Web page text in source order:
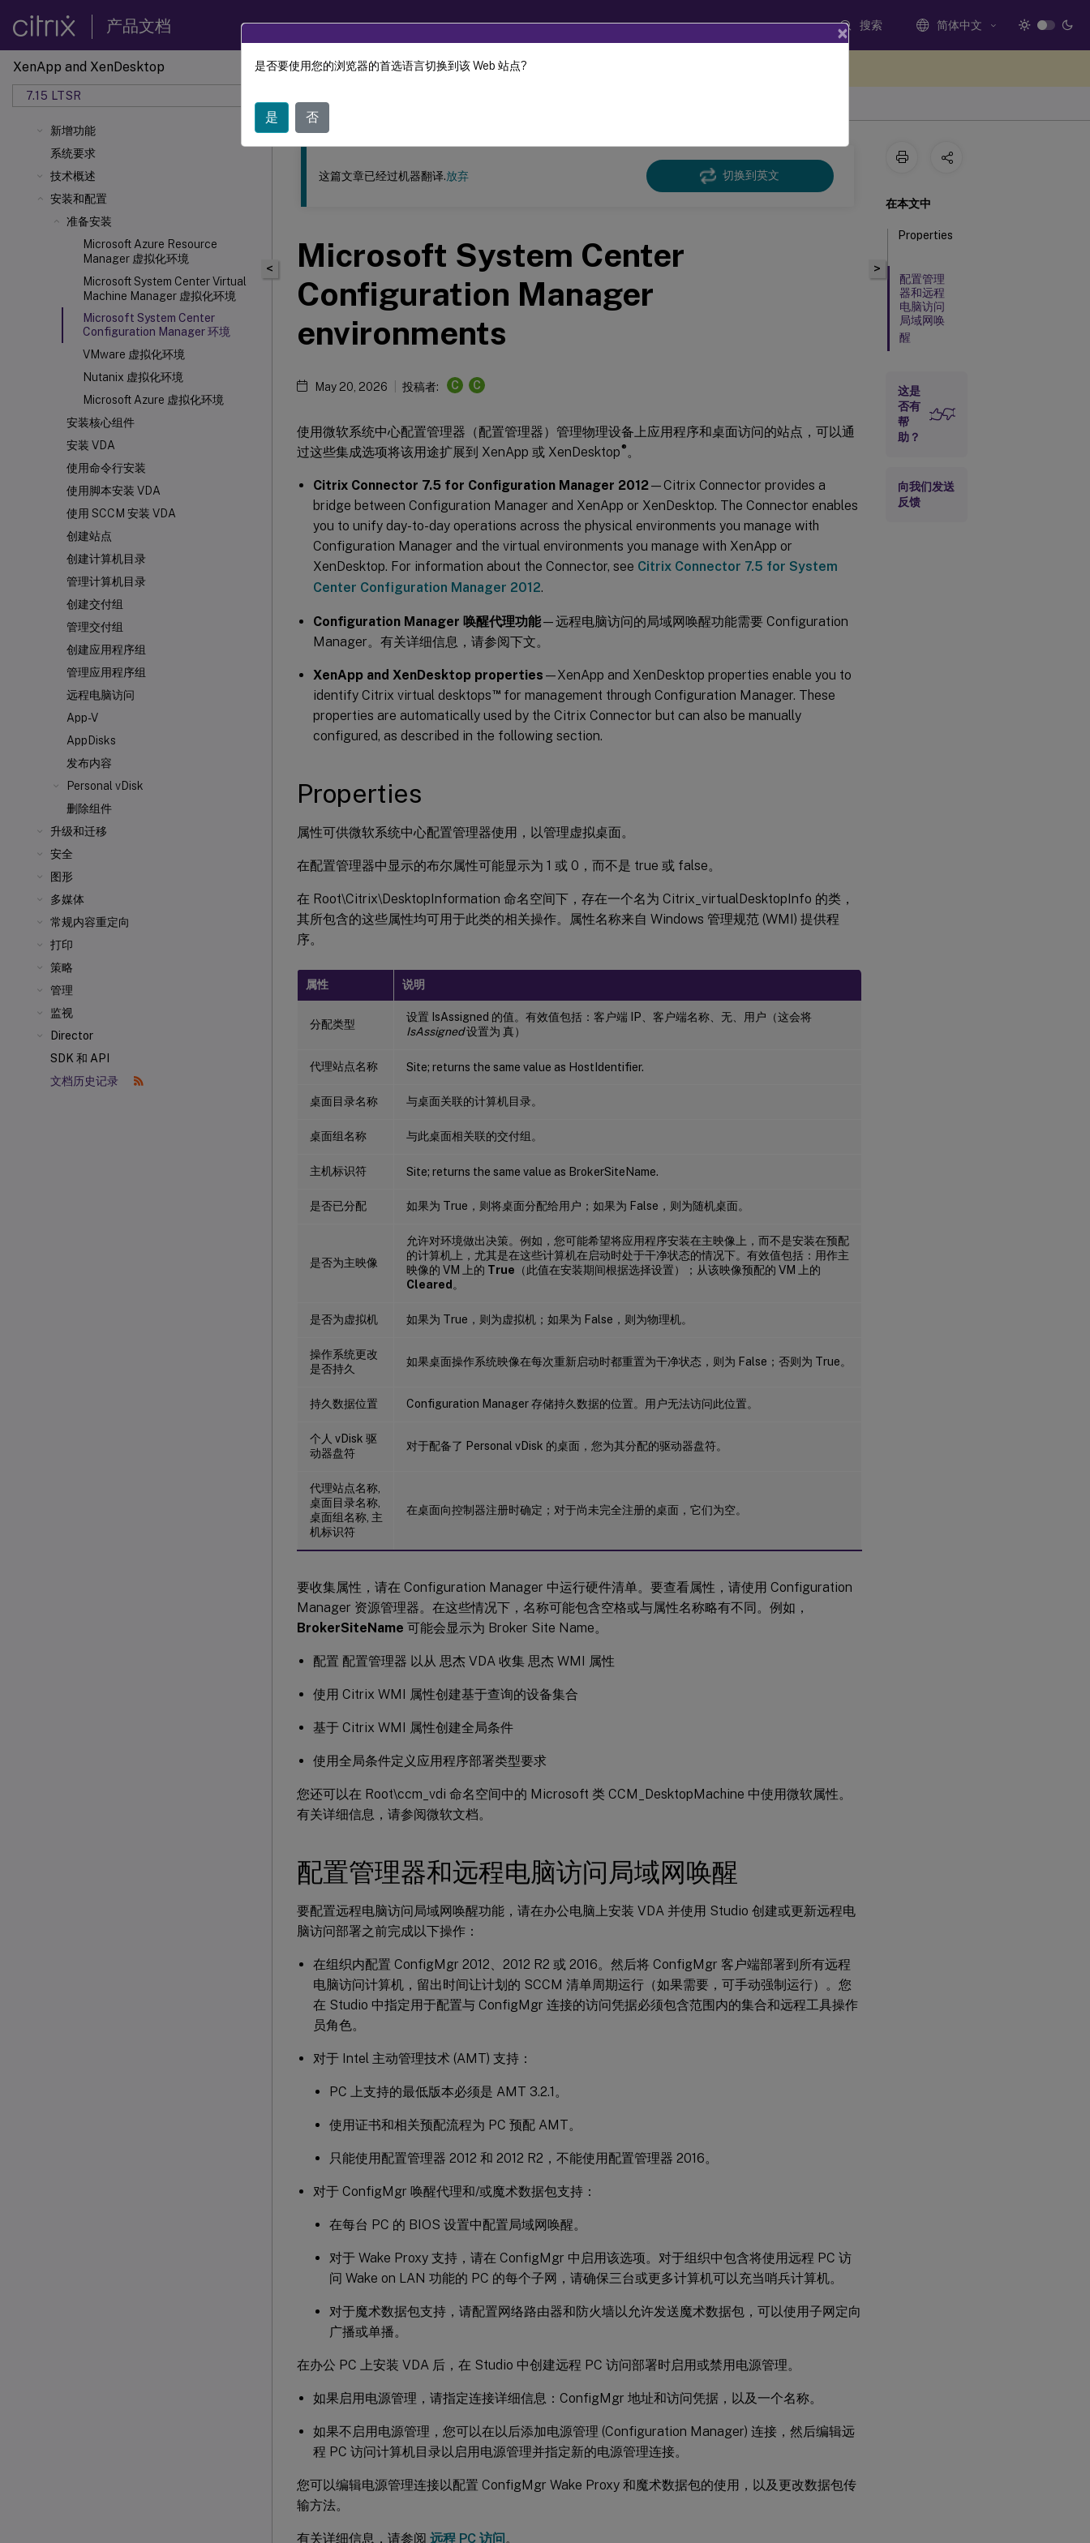
产品文档 搜索 简体中文
XenApp and XenDesktop
7.15 LTSR
新增功能
系统要求
技术概述
安装和配置
准备安装
Microsoft Azure Resource
Manager 虚拟化环境
Microsoft System Center Virtual
Machine Manager 虚拟化环境
Microsoft System Center
Configuration Manager 环境
VMware 虚拟化环境
Nutanix 虚拟化环境
Microsoft Azure 虚拟化环境
安装核心组件
安装 VDA
使用命令行安装
使用脚本安装 VDA
使用 SCCM 安装 VDA
创建站点
创建计算机目录
管理计算机目录
创建交付组
管理交付组
创建应用程序组
管理应用程序组
远程电脑访问
App-V
AppDisks
发布内容
Personal vDisk
删除组件
升级和迁移
安全
图形
多媒体
常规内容重定向
打印
策略
管理
监视
Director
SDK 和 API
文档历史记录
此内容已经过机器动态翻译。
<
这篇文章已经过机器翻译.放弃 切换到英文
Microsoft System Center
Configuration Manager
environments
May 20, 2026 投稿者: C C
使用微软系统中心配置管理器（配置管理器）管理物理设备上应用程序和桌面访问的站点，可以通
过这些集成选项将该用途扩展到 XenApp 或 XenDesktop® 。
Citrix Connector 7.5 for Configuration Manager 2012—Citrix Connector provides a
bridge between Configuration Manager and XenApp or XenDesktop. The Connector enables
you to unify day-to-day operations across the physical environments you manage with
Configuration Manager and the virtual environments you manage with XenApp or
XenDesktop. For information about the Connector, see Citrix Connector 7.5 for System
Center Configuration Manager 2012.
Configuration Manager 唤醒代理功能—远程电脑访问的局域网唤醒功能需要 Configuration
Manager。有关详细信息，请参阅下文。
XenApp and XenDesktop properties —XenApp and XenDesktop properties enable you to
identify Citrix virtual desktops™for management through Configuration Manager. These
properties are automatically used by the Citrix Connector but can also be manually
configured, as described in the following section.
Properties
属性可供微软系统中心配置管理器使用，以管理虚拟桌面。
在配置管理器中显示的布尔属性可能显示为 1 或 0，而不是 true 或 false。
在 Root\Citrix\DesktopInformation 命名空间下，存在一个名为 Citrix_virtualDesktopInfo 的类，
其所包含的这些属性均可用于此类的相关操作。属性名称来自 Windows 管理规范 (WMI) 提供程
序。
属性 说明
分配类型
设置 IsAssigned 的值。有效值包括：客户端 IP、客户端名称、无、用户（这会将
IsAssigned设置为 真）
代理站点名称 Site; returns the same value as HostIdentifier.
桌面目录名称 与桌面关联的计算机目录。
桌面组名称 与此桌面相关联的交付组。
主机标识符 Site; returns the same value as BrokerSiteName.
是否已分配 如果为 True，则将桌面分配给用户；如果为 False，则为随机桌面。
是否为主映像
允许对环境做出决策。例如，您可能希望将应用程序安装在主映像上，而不是安装在预配
的计算机上，尤其是在这些计算机在启动时处于干净状态的情况下。有效值包括：用作主
映像的 VM 上的 True （此值在安装期间根据选择设置）；从该映像预配的 VM 上的
Cleared。
是否为虚拟机 如果为 True，则为虚拟机；如果为 False，则为物理机。
操作系统更改
是否持久
如果桌面操作系统映像在每次重新启动时都重置为干净状态，则为 False；否则为 True。
持久数据位置 Configuration Manager 存储持久数据的位置。用户无法访问此位置。
个人 vDisk 驱
动器盘符
对于配备了 Personal vDisk 的桌面，您为其分配的驱动器盘符。
代理站点名称,
桌面目录名称,
桌面组名称, 主
机标识符
在桌面向控制器注册时确定；对于尚未完全注册的桌面，它们为空。
要收集属性，请在 Configuration Manager 中运行硬件清单。要查看属性，请使用 Configuration
Manager 资源管理器。在这些情况下，名称可能包含空格或与属性名称略有不同。例如，
BrokerSiteName 可能会显示为 Broker Site Name。
配置 配置管理器 以从 思杰 VDA 收集 思杰 WMI 属性
使用 Citrix WMI 属性创建基于查询的设备集合
基于 Citrix WMI 属性创建全局条件
使用全局条件定义应用程序部署类型要求
您还可以在 Root\ccm_vdi 命名空间中的 Microsoft 类 CCM_DesktopMachine 中使用微软属性。
有关详细信息，请参阅微软文档。
配置管理器和远程电脑访问局域网唤醒
要配置远程电脑访问局域网唤醒功能，请在办公电脑上安装 VDA 并使用 Studio 创建或更新远程电
脑访问部署之前完成以下操作：
在组织内配置 ConfigMgr 2012、2012 R2 或 2016。然后将 ConfigMgr 客户端部署到所有远程
电脑访问计算机，留出时间让计划的 SCCM 清单周期运行（如果需要，可手动强制运行）。您
在 Studio 中指定用于配置与 ConfigMgr 连接的访问凭据必须包含范围内的集合和远程工具操作
员角色。
对于 Intel 主动管理技术 (AMT) 支持：
PC 上支持的最低版本必须是 AMT 3.2.1。
使用证书和相关预配流程为 PC 预配 AMT。
只能使用配置管理器 2012 和 2012 R2，不能使用配置管理器 2016。
对于 ConfigMgr 唤醒代理和/或魔术数据包支持：
在每台 PC 的 BIOS 设置中配置局域网唤醒。
对于 Wake Proxy 支持，请在 ConfigMgr 中启用该选项。对于组织中包含将使用远程 PC 访
问 Wake on LAN 功能的 PC 的每个子网，请确保三台或更多计算机可以充当哨兵计算机。
对于魔术数据包支持，请配置网络路由器和防火墙以允许发送魔术数据包，可以使用子网定向
广播或单播。
在办公 PC 上安装 VDA 后，在 Studio 中创建远程 PC 访问部署时启用或禁用电源管理。
如果启用电源管理，请指定连接详细信息：ConfigMgr 地址和访问凭据，以及一个名称。
如果不启用电源管理，您可以在以后添加电源管理 (Configuration Manager) 连接，然后编辑远
程 PC 访问计算机目录以启用电源管理并指定新的电源管理连接。
您可以编辑电源管理连接以配置 ConfigMgr Wake Proxy 和魔术数据包的使用，以及更改数据包传
输方法。
有关详细信息，请参阅 远程 PC 访问。
>
在本文中
Properties
配置管理
器和远程
电脑访问
局域网唤
醒
这是
否有
帮
助？
向我们发送
反馈
×
是否要使用您的浏览器的首选语言切换到该 Web 站点?
是 否